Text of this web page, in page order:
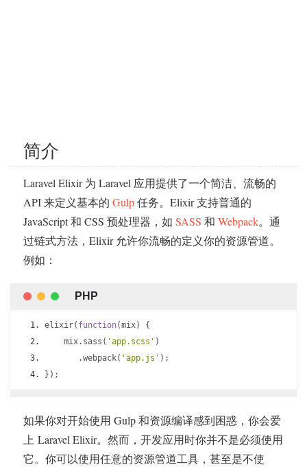
简介
Laravel Elixir 为 Laravel 应用提供了一个简洁、流畅的
API 来定义基本的 Gulp任务。Elixir 支持普通的
JavaScript 和 CSS 预处理器，如 SASS 和 Webpack。通
过链式方法，Elixir 允许你流畅的定义你的资源管道。
例如：
elixir( function(mix)
{
    mix
. sass ( 'app.scss' )
.webpack( 'app.js' );
});
如果你对开始使用 Gulp 和资源编译感到困惑，你会爱
上 Laravel Elixir。然而，开发应用时你并不是必须使用
它。你可以使用任意的资源管道工具，甚至是不使